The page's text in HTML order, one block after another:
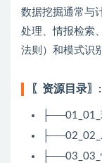
数据挖掘通常与
处理、情报检索、
法则）和模式识
〖资源目录〗: